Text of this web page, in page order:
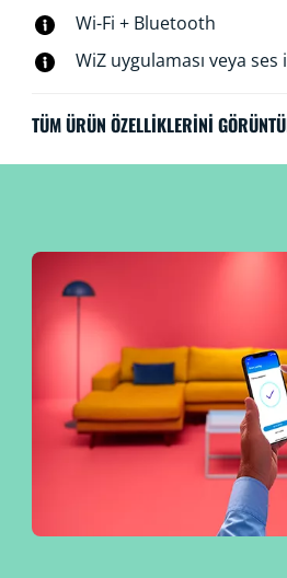
Wi-Fi + Bluetooth
WiZ uygulaması veya
TÜM ÜRÜN ÖZELLIKLERINI